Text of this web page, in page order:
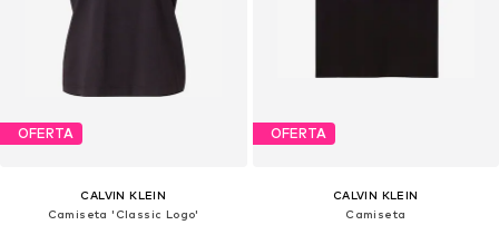
OFERTA
CALVIN KLEIN
Camiseta 'Classic Logo'
OFERTA
CALVIN KLEIN
Camiseta